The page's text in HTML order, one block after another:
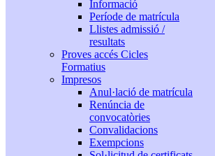
Informació
Període de matrícula
Llistes admissió /
resultats
Proves accés Cicles
Formatius
Impresos
Anul·lació de matrícula
Renúncia de
convocatòries
Convalidacions
Exempcions